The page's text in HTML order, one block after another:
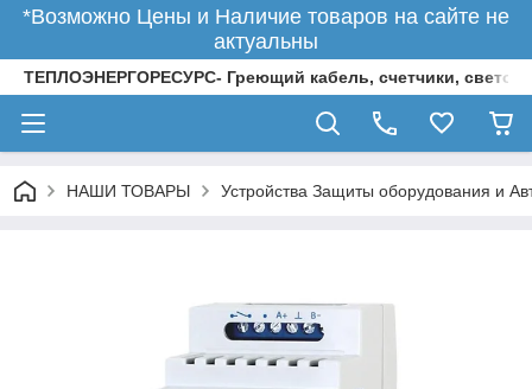
*Возможно Цены и Наличие товаров на сайте не
актуальны
ТЕПЛОЭНЕРГОРЕСУРС- Греющий кабель, счетчики,
НАШИ ТОВАРЫ Устройства Защиты оборудования и